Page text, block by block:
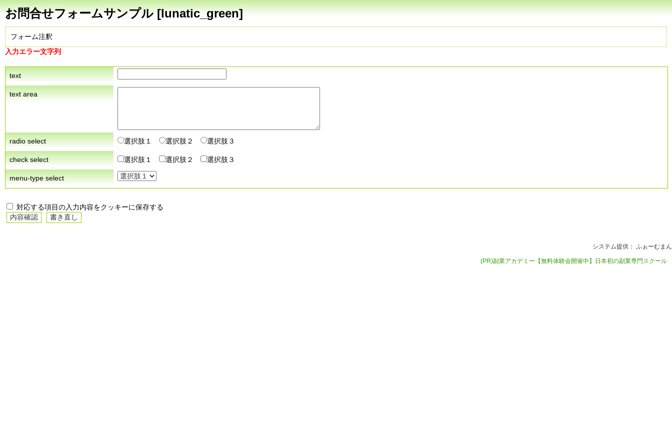
お問合せフォームサンプル [lunatic_green]
フォーム注釈
入力エラー文字列
text
text area
radio select 選択肢１ 選択肢２ 選択肢３
check select 選択肢１ 選択肢２ 選択肢３
menu-type select
対応する項目の入力内容をクッキーに保存する
システム提供： ふぉーむまん
(PR)副業アカデミー【無料体験会開催中】日本初の副業専門スクール